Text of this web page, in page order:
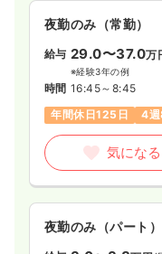
夜勤のみ（常勤）
給与 29.0〜37.0万
※経験3年の例
時間 16:45～8:45
年間休日125日
4
気になる
夜勤のみ（パート）